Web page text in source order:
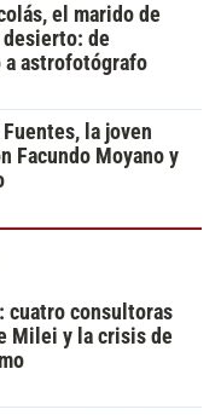
el marido de
desierto: de
a astrofotógrafo
la joven
Facundo Moyano y
cuatro consultoras
Milei y la crisis de